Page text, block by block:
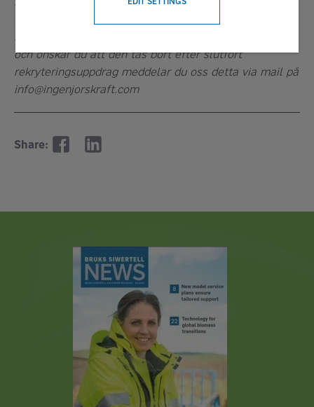
sparas i vårt CRM-system för ev kontakt i framtiden
och önskar du att den tas bort efter slutfört
rekryteringsuppdrag meddelar du oss detta via mail på
info@ingenjorskraft.com
Share: